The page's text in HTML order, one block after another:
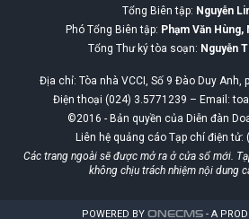
Tổng Biên tập: Nguyễn
Phó Tổng Biên tập: Phạm Văn Hùng,
Tổng Thư ký tòa soạn: Nguyễn
Địa chỉ: Tòa nhà VCCI, Số 9 Đào Duy Anh,
Điện thoại (024) 3.5771239 – Email:
©2016 - Bản quyền của Diễn đàn
Liên hệ quảng cáo Tạp chí điện tử:
Các trang ngoài sẽ được mở ra ở cửa sổ mới.
không chịu trách nhiệm nội dung
POWERED BY ONECMS- A